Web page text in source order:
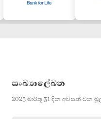
සංඛ්‍යාලේඛන
2025 මාර්තු 31 දින අවසන් වන